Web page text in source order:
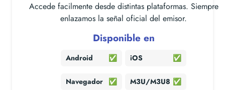
Accede facilmente desde distintas plataformas. Siempre
enlazamos la señal oficial del emisor.
Disponible en
Android ✅ iOS ✅
Navegador ✅ M3U/M3U8 ✅